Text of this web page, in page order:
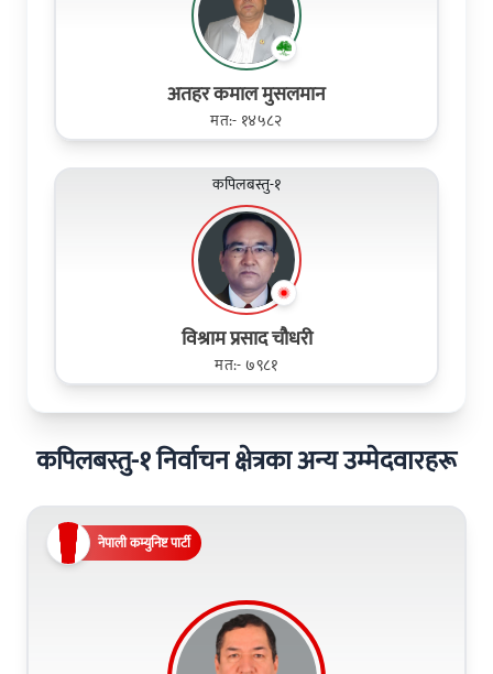
अतहर कमाल मुसलमान
मत:- १४५८२
कपिलबस्तु-१
विश्राम प्रसाद चौधरी
मत:- ७९८१
कपिलबस्तु-१ निर्वाचन क्षेत्रका अन्य उम्मेदवारहरू
नेपाली कम्युनिष्ट पार्टी